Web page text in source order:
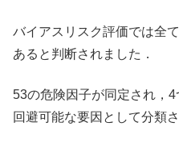
バイアスリスク評価では全
あると判断されました．
53の危険因子が同定され，
回避可能な要因として分類